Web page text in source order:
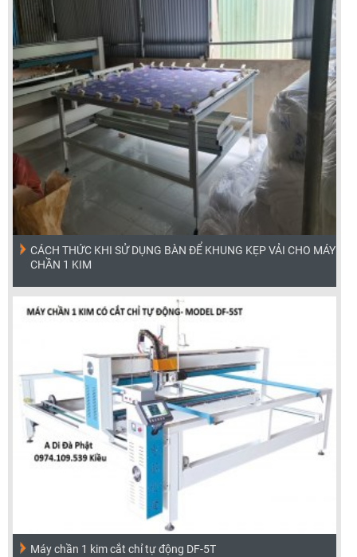
CÁCH THỨC KHI SỬ DỤNG BÀN ĐỂ KHUNG KẸP VẢI CHO MÁY
CHẦN 1 KIM
Máy chần 1 kim cắt chỉ tự động DF-5T